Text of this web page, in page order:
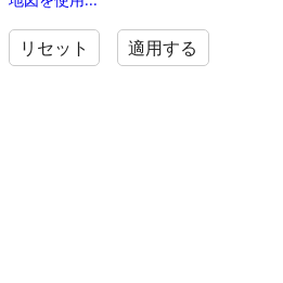
リセット 適用する